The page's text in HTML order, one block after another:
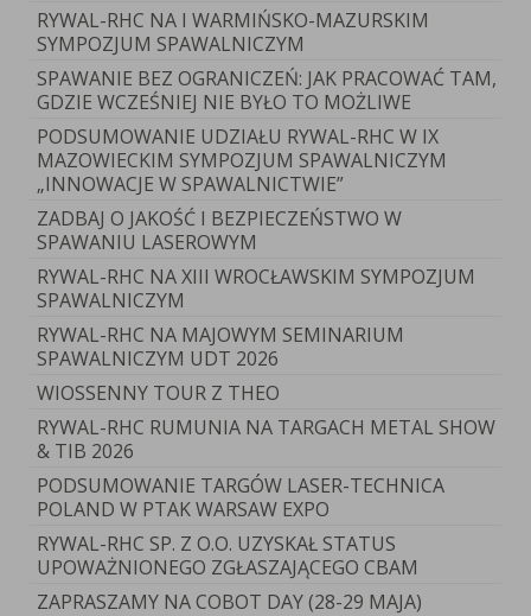
RYWAL-RHC NA I WARMIŃSKO-MAZURSKIM
SYMPOZJUM SPAWALNICZYM
SPAWANIE BEZ OGRANICZEŃ: JAK PRACOWAĆ TAM,
GDZIE WCZEŚNIEJ NIE BYŁO TO MOŻLIWE
PODSUMOWANIE UDZIAŁU RYWAL-RHC W IX
MAZOWIECKIM SYMPOZJUM SPAWALNICZYM
„INNOWACJE W SPAWALNICTWIE”
ZADBAJ O JAKOŚĆ I BEZPIECZEŃSTWO W
SPAWANIU LASEROWYM
RYWAL-RHC NA XIII WROCŁAWSKIM SYMPOZJUM
SPAWALNICZYM
RYWAL-RHC NA MAJOWYM SEMINARIUM
SPAWALNICZYM UDT 2026
WIOSSENNY TOUR Z THEO
RYWAL-RHC RUMUNIA NA TARGACH METAL SHOW
& TIB 2026
PODSUMOWANIE TARGÓW LASER-TECHNICA
POLAND W PTAK WARSAW EXPO
RYWAL-RHC SP. Z O.O. UZYSKAŁ STATUS
UPOWAŻNIONEGO ZGŁASZAJĄCEGO CBAM
ZAPRASZAMY NA COBOT DAY (28-29 MAJA)